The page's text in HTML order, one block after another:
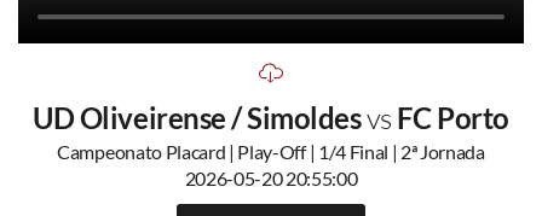
UD Oliveirense / Simoldesvs FC Porto
Campeonato Placard | Play-Off | 1/4 Final | 2ª Jornada
2026-05-20 20:55:00